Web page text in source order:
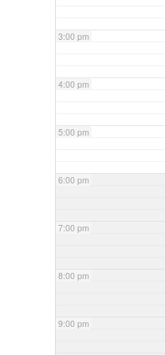
3:00 pm
4:00 pm
5:00 pm
6:00 pm
7:00 pm
8:00 pm
9:00 pm